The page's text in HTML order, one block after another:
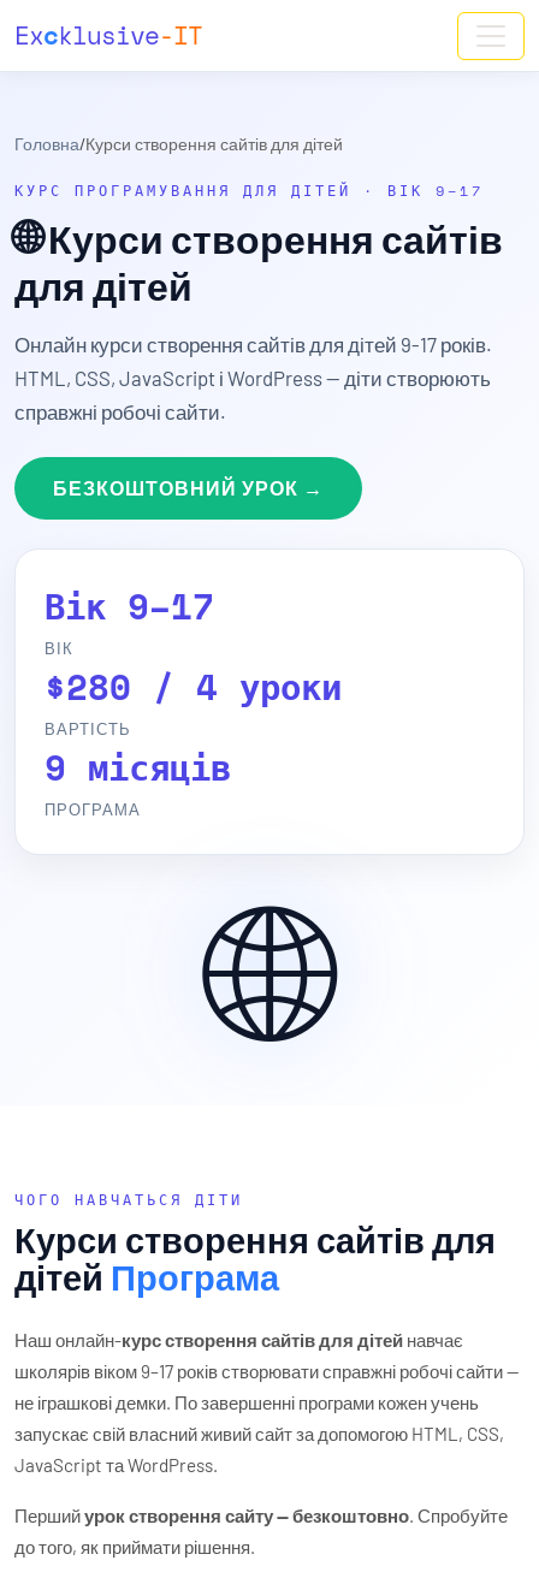
Excklusive-IT
Головна/Курси створення сайтів для дітей
КУРС ПРОГРАМУВАННЯ ДЛЯ ДІТЕЙ · ВІК 9–17
🌐 Курси створення сайтів
для дітей
Онлайн курси створення сайтів для дітей 9-17 років.
HTML, CSS, JavaScript і WordPress — діти створюють
справжні робочі сайти.
БЕЗКОШТОВНИЙ УРОК →
Вік 9–17
ВІК
$280 / 4 уроки
ВАРТІСТЬ
9 місяців
ПРОГРАМА
🌐
ЧОГО НАВЧАТЬСЯ ДІТИ
Курси створення сайтів для
дітей Програма
Наш онлайн-курс створення сайтів для дітей навчає
школярів віком 9–17 років створювати справжні робочі сайти —
не іграшкові демки. По завершенні програми кожен учень
запускає свій власний живий сайт за допомогою HTML, CSS,
JavaScript та WordPress.
Першийурок створення сайту — безкоштовно. Спробуйте
до того, як приймати рішення.